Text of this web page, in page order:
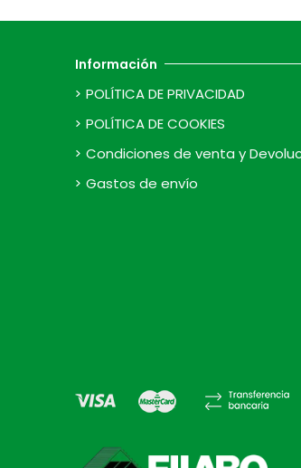
Información
POLÍTICA DE PRIVACIDAD
POLÍTICA DE COOKIES
Condiciones de venta y
Gastos de envío